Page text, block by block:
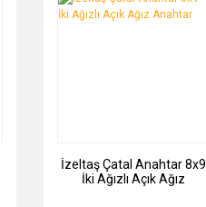
İzeltaş Çatal Anahtar 8x9
İki Ağızlı Açık Ağız